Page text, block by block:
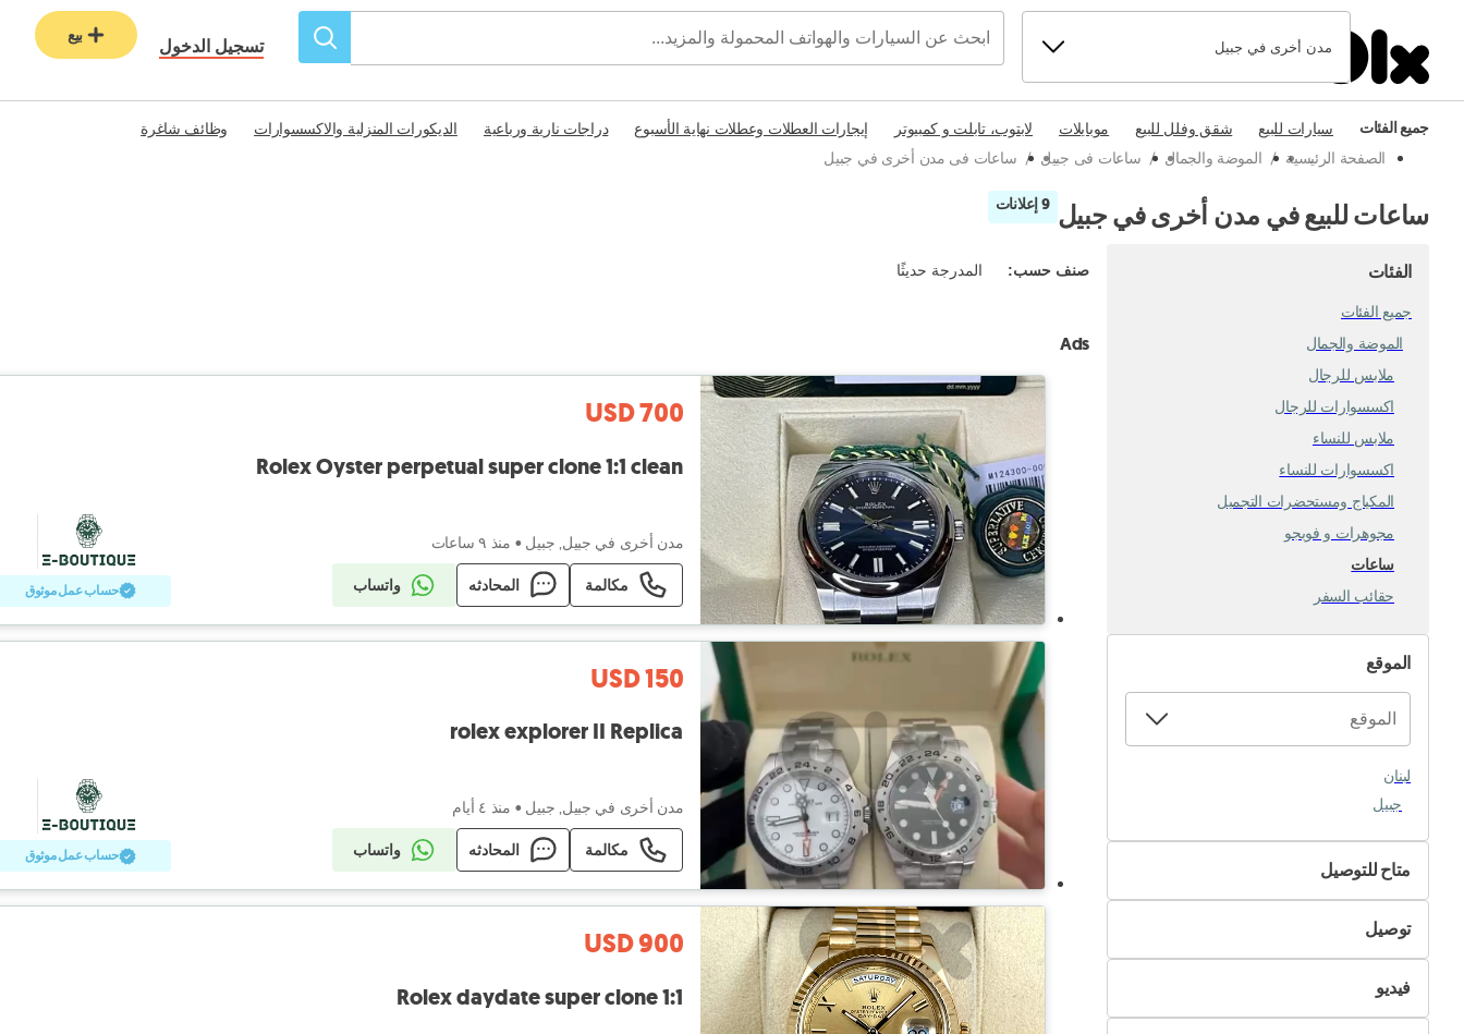
مدن أخرى في جبيل تسجيل الدخول
بيع
جميع الفئات سيارات للبيع شقق وفلل للبيع موبايلات لابتوب، تابلت و كمبيوتر إيجارات العطلات وعطلات نهاية الأسبوع دراجات نارية ورباعية الديكورات المنزلية والاكسسوارات
وظائف شاغرة
الصفحة الرئيسية / الموضة والجمال / ساعات فى جبيل / ساعات فى مدن أخرى في جبيل
ساعات للبيع في مدن أخرى في جبيل 9 إعلانات
الفئات
جميع الفئات
الموضة والجمال
ملابس للرجال
اكسسوارات للرجال
ملابس للنساء
اكسسوارات للنساء
المكياج ومستحضرات التجميل
مجوهرات و فوبجو
ساعات
حقائب السفر
الموقع
لبنان
جبيل
متاح للتوصيل
لا
نعم
توصيل
التسليم الذاتي
تسليم Pik&Dropفيديو
غير متوفر
صنف حسب: المدرجة حديثًا
Ads
USD 700
Rolex Oyster perpetual super clone 1:1 clean
مدن أخرى في جبيل, جبيل • منذ ٩ ساعات
مكالمة المحادثه واتساب حساب عمل موثوق
USD 150
rolex explorer II Replica
مدن أخرى في جبيل, جبيل • منذ ٤ أيام
مكالمة المحادثه واتساب حساب عمل موثوق
USD 900
Rolex daydate super clone 1:1